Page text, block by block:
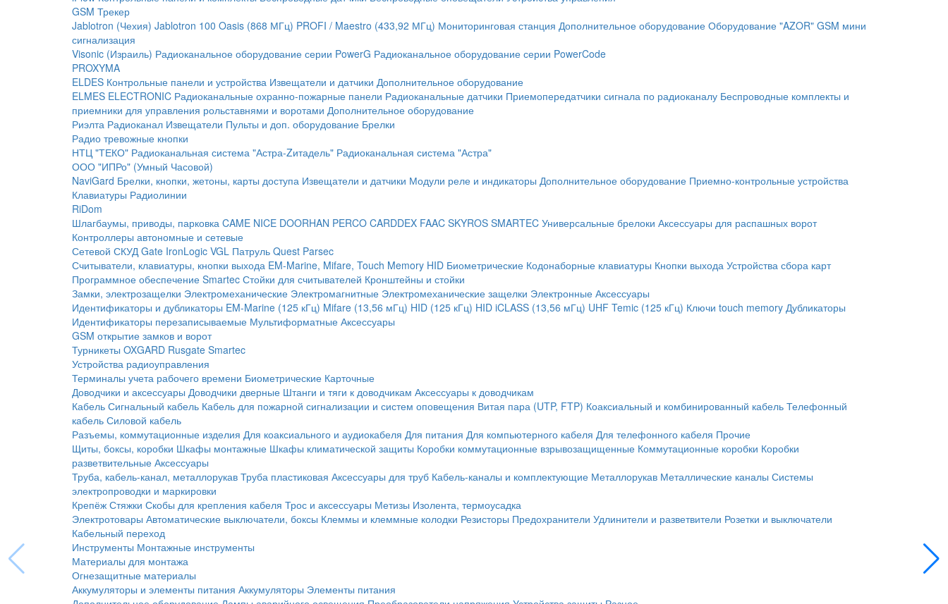
GSM Трекер
Jablotron (Чехия) Jablotron 100 Oasis (868 МГц) PROFI / Maestro (433,92 МГц) Мониторинговая станция Дополнительное оборудование Оборудование "AZOR" GSM мини
сигнализация
Visonic (Израиль) Радиоканальное оборудование серии PowerG Радиоканальное оборудование серии PowerCode
PROXYMA
ELDES Контрольные панели и устройства Извещатели и датчики Дополнительное оборудование
ELMES ELECTRONIC Радиоканальные охранно-пожарные панели Радиоканальные датчики Приемопередатчики сигнала по радиоканалу Беспроводные комплекты и
приемники для управления рольставнями и воротами Дополнительное оборудование
Риэлта Радиоканал Извещатели Пульты и доп. оборудование Брелки
Радио тревожные кнопки
НТЦ "ТЕКО" Радиоканальная система "Астра-Zитадель" Радиоканальная система "Астра"
ООО "ИПРо" (Умный Часовой)
NaviGard Брелки, кнопки, жетоны, карты доступа Извещатели и датчики Модули реле и индикаторы Дополнительное оборудование Приемно-контрольные устройства
Клавиатуры Радиолинии
RiDom
Шлагбаумы, приводы, парковка CAME NICE DOORHAN PERCO CARDDEX FAAC SKYROS SMARTEC Универсальные брелоки Аксессуары для распашных ворот
Контроллеры автономные и сетевые
Сетевой СКУД Gate IronLogic VGL Патруль Quest Parsec
Считыватели, клавиатуры, кнопки выхода EM-Marine, Mifare, Touch Memory HID Биометрические Кодонаборные клавиатуры Кнопки выхода Устройства сбора карт
Программное обеспечение Smartec Стойки для считывателей Кронштейны и стойки
Замки, электрозащелки Электромеханические Электромагнитные Электромеханические защелки Электронные Аксессуары
Идентификаторы и дубликаторы EM-Marine (125 кГц) Mifare (13,56 мГц) HID (125 кГц) HID iCLASS (13,56 мГц) UHF Temic (125 кГц) Ключи touch memory Дубликаторы
Идентификаторы перезаписываемые Мультиформатные Аксессуары
GSM открытие замков и ворот
Турникеты OXGARD Rusgate Smartec
Устройства радиоуправления
Терминалы учета рабочего времени Биометрические Карточные
Доводчики и аксессуары Доводчики дверные Штанги и тяги к доводчикам Аксессуары к доводчикам
Кабель Сигнальный кабель Кабель для пожарной сигнализации и систем оповещения Витая пара (UTP, FTP) Коаксиальный и комбинированный кабель Телефонный
кабель Силовой кабель
Разъемы, коммутационные изделия Для коаксиального и аудиокабеля Для питания Для компьютерного кабеля Для телефонного кабеля Прочие
Щиты, боксы, коробки Шкафы монтажные Шкафы климатической защиты Коробки коммутационные взрывозащищенные Коммутационные коробки Коробки
разветвительные Аксессуары
Труба, кабель-канал, металлорукав Труба пластиковая Аксессуары для труб Кабель-каналы и комплектующие Металлорукав Металлические каналы Системы
электропроводки и маркировки
Крепёж Стяжки Скобы для крепления кабеля Трос и аксессуары Метизы Изолента, термоусадка
Электротовары Автоматические выключатели, боксы Клеммы и клеммные колодки Резисторы Предохранители Удлинители и разветвители Розетки и выключатели
Кабельный переход
Инструменты Монтажные инструменты
Материалы для монтажа
Огнезащитные материалы
Аккумуляторы и элементы питания Аккумуляторы Элементы питания